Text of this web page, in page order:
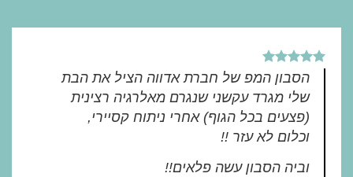
הסבון המפ של חברת אדווה הציל את הבת
שלי מגרד עקשני שנגרם מאלרגיה רצינית
(פצעים בכל הגוף) אחרי ניתוח קסיירי,
וכלום לא עזר !!
וביה הסבון עשה פלאים!!